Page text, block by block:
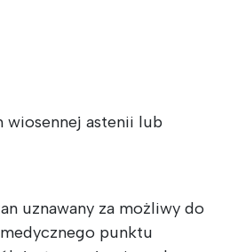
astenii lub
uznawany za możliwy do
punktu